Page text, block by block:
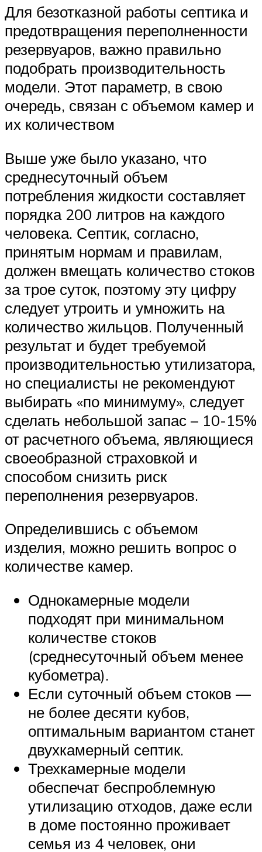
Для безотказной работы септика и
предотвращения переполненности
резервуаров, важно правильно
подобрать производительность
модели. Этот параметр, в свою
очередь, связан с объемом камер и
их количеством
Выше уже было указано, что
среднесуточный объем
потребления жидкости составляет
порядка 200 литров на каждого
человека. Септик, согласно,
принятым нормам и правилам,
должен вмещать количество стоков
за трое суток, поэтому эту цифру
следует утроить и умножить на
количество жильцов. Полученный
результат и будет требуемой
производительностью утилизатора,
но специалисты не рекомендуют
выбирать «по минимуму», следует
сделать небольшой запас – 10-15%
от расчетного объема, являющиеся
своеобразной страховкой и
способом снизить риск
переполнения резервуаров.
Определившись с объемом
изделия, можно решить вопрос о
количестве камер.
Однокамерные модели
подходят при минимальном
количестве стоков
(среднесуточный объем менее
кубометра).
Если суточный объем стоков —
не более десяти кубов,
оптимальным вариантом станет
двухкамерный септик.
Трехкамерные модели
обеспечат беспроблемную
утилизацию отходов, даже если
в доме постоянно проживает
семья из 4 человек, они